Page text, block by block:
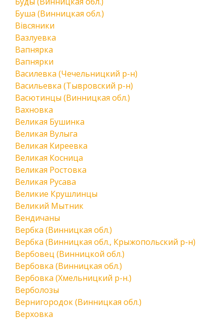
Буша (Винницкая обл.)
Вівсяники
Вазлуевка
Вапнярка
Вапнярки
Василевка (Чечельницкий р-н)
Васильевка (Тывровский р-н)
Васютинцы (Винницкая обл.)
Вахновка
Великая Бушинка
Великая Вулыга
Великая Киреевка
Великая Косница
Великая Ростовка
Великая Русава
Великие Крушлинцы
Великий Мытник
Вендичаны
Вербка (Винницкая обл.)
Вербка (Винницкая обл., Крыжопольский р-н)
Вербовец (Винницкой обл.)
Вербовка (Винницкая обл.)
Вербовка (Хмельницкий р-н.)
Верболозы
Вернигородок (Винницкая обл.)
Верховка